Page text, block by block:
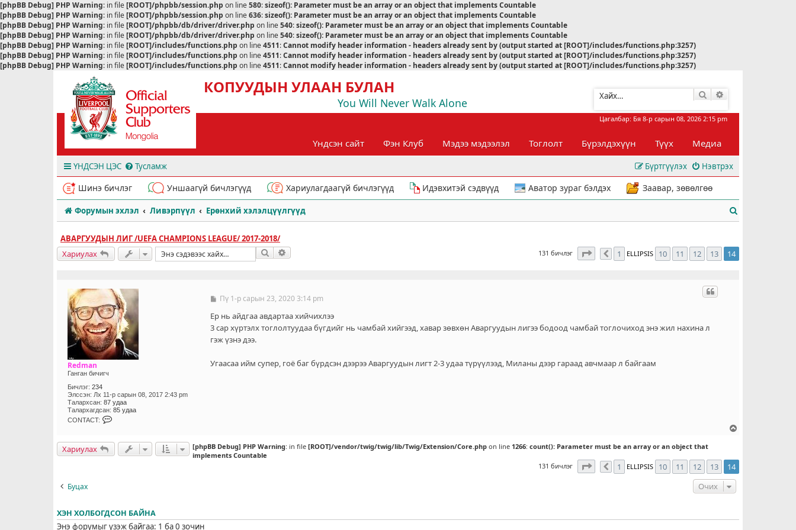
[phpBB Debug] PHP Warning: in file[ROOT]/phpbb/session.php on line580:sizeof(): Parameter must be an array or an object that implements Countable
[phpBB Debug] PHP Warning: in file[ROOT]/phpbb/session.php on line636:sizeof(): Parameter must be an array or an object that implements Countable
[phpBB Debug] PHP Warning: in file[ROOT]/phpbb/db/driver/driver.php on line540:sizeof(): Parameter must be an array or an object that implements Countable
[phpBB Debug] PHP Warning: in file[ROOT]/phpbb/db/driver/driver.php on line540:sizeof(): Parameter must be an array or an object that implements Countable
[phpBB Debug] PHP Warning: in file[ROOT]/includes/functions.php on line4511:Cannot modify header information - headers already sent by (output started at [ROOT]/includes/functions.php:3257)
[phpBB Debug] PHP Warning: in file[ROOT]/includes/functions.php on line4511:Cannot modify header information - headers already sent by (output started at [ROOT]/includes/functions.php:3257)
[phpBB Debug] PHP Warning: in file[ROOT]/includes/functions.php on line4511:Cannot modify header information - headers already sent by (output started at [ROOT]/includes/functions.php:3257)
КОПУУДЫН УЛААН БУЛАН
You Will Never Walk Alone
Хайлт
Цагалбар: Бя 8-р сарын 08, 2026 2:15 pm
Үндсэн сайт Фэн Клуб Мэдээ мэдээлэл Тоглолт Бүрэлдэхүүн Түүх Медиа
ҮНДСЭН ЦЭС Тусламж Нэвтрэх
Бүртгүүлэх
Шинэ бичлэг Уншаагүй бичлэгүүд Хариулагдаагүй бичлэгүүд Идэвхитэй сэдвүүд Аватор зураг бэлдэх Заавар, зөвөлгөө
Форумын эхлэл Ливэрпүүл Ерөнхий хэлэлцүүлгүүд
й
АВАРГУУДЫН ЛИГ /UEFA CHAMPIONS LEAGUE/ 2017-2018/
Хариулах
Хайлт 131 бичлэг хуудасны14дахь нь
Өмнөх
1 ELLIPSIS 10 11 12 13 14
Redman
Ганган бичигч
Бичлэг: 234
Элссэн: Лх 11-р сарын 08, 2017 2:43 pm
Талархсан: 87 удаа
Талархагдсан: 85 удаа
CONTACT:
C
Б
ч
э
г
Пү 1-р сарын 23, 2020 3:14 pm
Ер нь айдгаа авдартаа хийчихлээ
3 сар хүртэлх тоглолтуудаа бүгдийг нь чамбай хийгээд, хавар зөвхөн Аваргуудын лигээ бодоод чамбай тоглочиход энэ жил нахина л
гэж үзнэ дээ.
Угаасаа ийм супер, гоё баг бүрдсэн дээрээ Аваргуудын лигт 2-3 удаа түрүүлээд, Миланы дээр гараад авчмаар л байгаам
ш
Хариулах [phpBB Debug] PHP Warning: in file [ROOT]/vendor/twig/twig/lib/Twig/Extension/Core.php on line 1266: count(): Parameter must be an array or an object that
implements Countable
131 бичлэг
хуудасны14дахь нь
Өмнөх
1 ELLIPSIS 10 11 12 13 14
Буцах Очих
ХЭН ХОЛБОГДСОН БАЙНА
Энэ форумыг үзэж байгаа: 1 ба 0 зочин